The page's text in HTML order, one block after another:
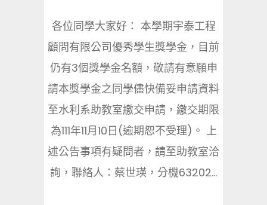
各位同學大家好： 本學期宇泰工程
顧問有限公司優秀學生獎學金，目前
仍有3個獎學金名額，敬請有意願申
請本獎學金之同學儘快備妥申請資料
至水利系助教室繳交申請，繳交期限
為111年11月10日(逾期恕不受理)。 上
述公告事項有疑問者，請至助教室洽
詢，聯絡人：蔡世瑛，分機63202...